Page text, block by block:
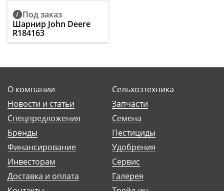
Под заказ
Шарнир John Deere
R184163
О компании
Новости и статьи
Спецпредложения
Бренды
Финансирование
Инвесторам
Доставка и оплата
Сельхозтехника
Запчасти
Семена
Пестициды
Удобрения
Сервис
Галерея